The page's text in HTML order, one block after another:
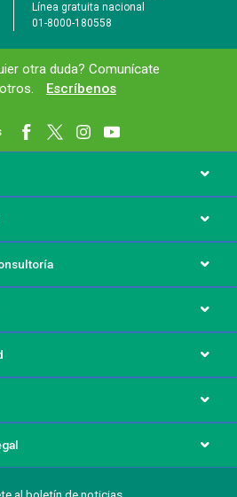
Línea gratuita nacional
01-8000-180558
y redes sociales
otra duda? Comunícate
Escríbenos
footer